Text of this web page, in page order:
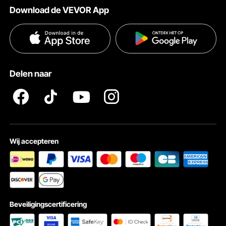
90° / 180° oprolbaar deksel
Het koepeldeksel van deze komfoorset vergrendelt in een hoek
van 90 graden of klapt 180 graden open voor gemakkelijke
Hulp en veelgestelde vragen
Voorwaarden van de dienst
Privacybeleid
Download de VEVOR App
Delen naar
Wij accepteren
Beveiligingscertificering